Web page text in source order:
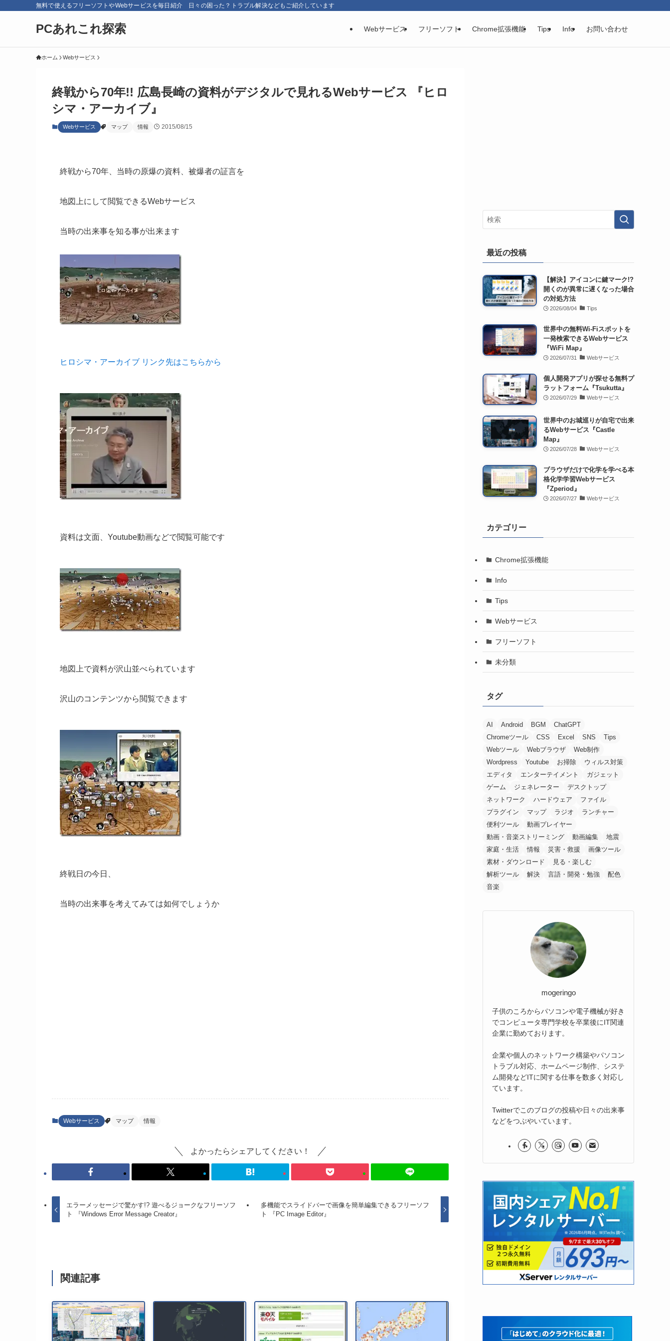
無料で使えるフリーソフトやWebサービスを毎日紹介 日々の困った？トラブル解決などもご紹介しています
PCあれこれ探索 Webサービス フリーソフト Chrome拡張機能 Tips Info お問い合わせ
ホーム Webサービス
終戦から70年!! 広島長崎の資料がデジタルで見れるWebサービス 『ヒロ
シマ・アーカイブ』
Webサービス マップ 情報 2015/08/15
終戦から70年、当時の原爆の資料、被爆者の証言を
地図上にして閲覧できるWebサービス
当時の出来事を知る事が出来ます
ヒロシマ・アーカイブ リンク先はこちらから
資料は文面、Youtube動画などで閲覧可能です
地図上で資料が沢山並べられています
沢山のコンテンツから閲覧できます
終戦日の今日、
当時の出来事を考えてみては如何でしょうか
Webサービス マップ 情報
よかったらシェアしてください！
エラーメッセージで驚かす!? 遊べるジョークなフリーソフ
ト 『Windows Error Message Creator』
多機能でスライドバーで画像を簡単編集できるフリーソフ
ト 『PC Image Editor』
関連記事
最近の投稿
【解決】アイコンに鍵マーク!?
開くのが異常に遅くなった場合
の対処方法
2026/08/04 Tips
世界中の無料Wi-Fiスポットを
一発検索できるWebサービス
『WiFi Map』
2026/07/31 Webサービス
個人開発アプリが探せる無料プ
ラットフォーム『Tsukutta』
2026/07/29 Webサービス
世界中のお城巡りが自宅で出来
るWebサービス『Castle
Map』
2026/07/28 Webサービス
ブラウザだけで化学を学べる本
格化学学習Webサービス
『Zperiod』
2026/07/27 Webサービス
カテゴリー
Chrome拡張機能
Info
Tips
Webサービス
フリーソフト
未分類
タグ
AI Android BGM
ChatGPT
Chromeツール
CSS Excel SNS
Tips
Webツール
Webブラウザ
Web制作
Wordpress
Youtube お掃除
ウィルス対策
エディタ
エンターテイメント
ガジェット
ゲーム
ジェネレーター
デスクトップ
ネットワーク
ハードウェア
ファイル
プラグイン
マップ ラジオ
ランチャー
便利ツール
動画プレイヤー
動画・音楽ストリーミング
動画編集
地震
家庭・生活
情報 災害・救援
画像ツール
素材・ダウンロード
見る・楽しむ
解析ツール
解決 言語・開発・勉強
配色
音楽
mogeringo
子供のころからパソコンや電子機械が好き
でコンピュータ専門学校を卒業後にIT関連
企業に勤めております。
企業や個人のネットワーク構築やパソコン
トラブル対応、ホームページ制作、システ
ム開発などITに関する仕事を数多く対応し
ています。
Twitterでこのブログの投稿や日々の出来事
などをつぶやいています。